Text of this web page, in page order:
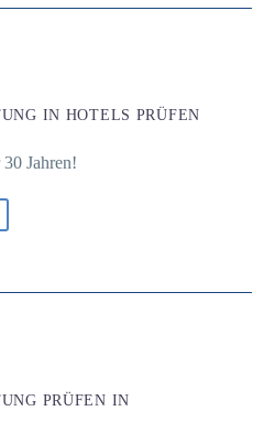
IN HOTELS PRÜFEN
Jahren!
PRÜFEN IN